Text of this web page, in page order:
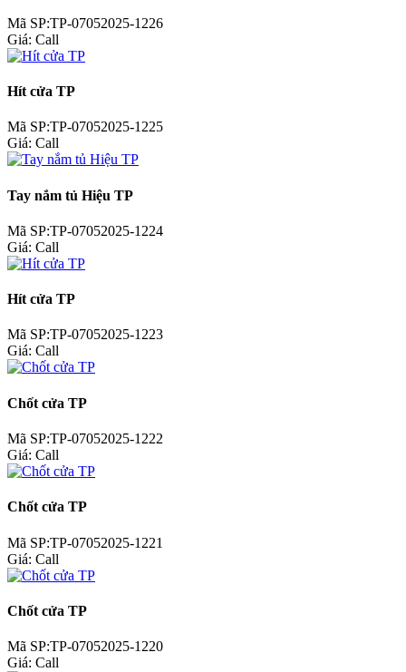
Mã SP:TP-07052025-1226
Giá: Call
Hít cửa TP
Mã SP:TP-07052025-1225
Giá: Call
Tay nắm tủ Hiệu TP
Mã SP:TP-07052025-1224
Giá: Call
Hít cửa TP
Mã SP:TP-07052025-1223
Giá: Call
Chốt cửa TP
Mã SP:TP-07052025-1222
Giá: Call
Chốt cửa TP
Mã SP:TP-07052025-1221
Giá: Call
Chốt cửa TP
Mã SP:TP-07052025-1220
Giá: Call